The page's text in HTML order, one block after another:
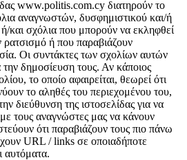
www.politis.com.cy διατηρούν το
αναγνωστών, δυσφημιστικού και/ή
και σχόλια που μπορούν να εκληφθεί
ρατσισμό ή που παραβιάζουν
Οι συντάκτες των σχολίων αυτών
δημοσίευση τους. Αν κάποιος
το οποίο αφαιρείται, θεωρεί ότι
το αληθές του περιεχομένου του,
διεύθυνση της ιστοσελίδας για να
τους αναγνώστες μας να κάνουν
ότι παραβιάζουν τους πιο πάνω
URL / links σε οποιαδήποτε
αυτόματα.